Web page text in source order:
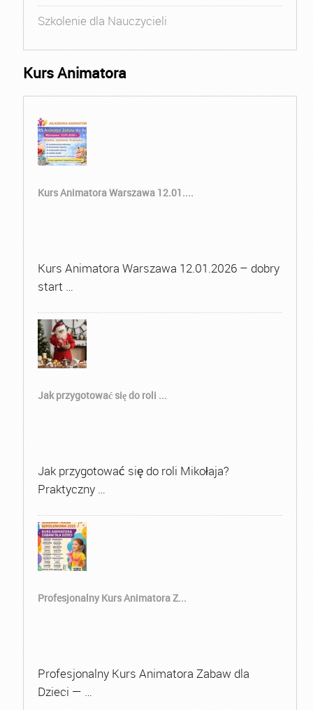
Szkolenie dla Nauczycieli
Kurs Animatora
Kurs Animatora Warszawa 12.01....
Kurs Animatora Warszawa 12.01.2026 – dobry
start …
Jak przygotować się do roli ...
Jak przygotować się do roli Mikołaja?
Praktyczny …
Profesjonalny Kurs Animatora Z...
Profesjonalny Kurs Animatora Zabaw dla
Dzieci — …